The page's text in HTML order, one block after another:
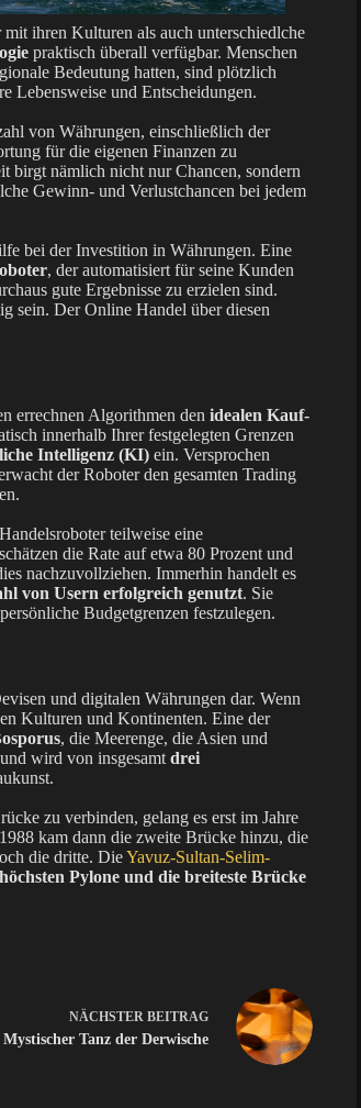
ihren Kulturen als auch unterschiedlche
praktisch überall verfügbar. Menschen
Bedeutung hatten, sind plötzlich
Lebensweise und Entscheidungen.
von Währungen, einschließlich der
für die eigenen Finanzen zu
birgt nämlich nicht nur Chancen, sondern
Gewinn- und Verlustchancen bei jedem
bei der Investition in Währungen. Eine
, der automatisiert für seine Kunden
gute Ergebnisse zu erzielen sind.
sein. Der Online Handel über diesen
errechnen Algorithmen den idealen Kauf-
innerhalb Ihrer festgelegten Grenzen
Intelligenz (KI) ein. Versprochen
der Roboter den gesamten Trading
teilweise eine
die Rate auf etwa 80 Prozent und
nachzuvollziehen. Immerhin handelt es
von Usern erfolgreich genutzt. Sie
Budgetgrenzen festzulegen.
und digitalen Währungen dar. Wenn
Kulturen und Kontinenten. Eine der
, die Meerenge, die Asien und
und wird von insgesamt drei
zu verbinden, gelang es erst im Jahre
kam dann die zweite Brücke hinzu, die
die dritte. DieYavuz-Sultan-Selim-
höchsten Pylone und die breiteste Brücke
NÄCHSTER BEITRAG
Mystischer Tanz der Derwische